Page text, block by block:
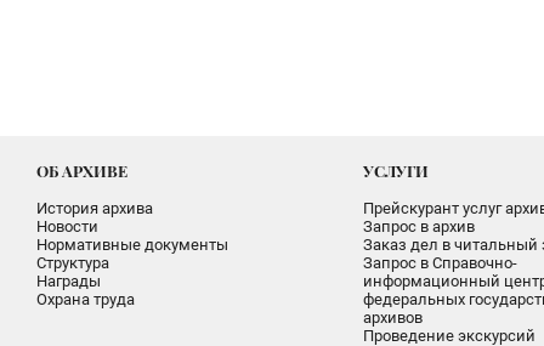
ОБ АРХИВЕ
История архива
Новости
Нормативные документы
Структура
Награды
Охрана труда
УСЛУГИ
Прейскурант услуг
Запрос в архив
Заказ дел в читальный
Запрос в Справочно-
информационный
федеральных
архивов
Проведение экскурсий